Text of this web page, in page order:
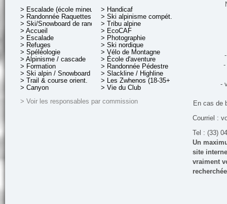
> Escalade (école mineurs)
> Randonnée Raquettes
> Ski/Snowboard de rando.
> Accueil
> Escalade
> Refuges
> Spéléologie
> Alpinisme / cascade
> Formation
> Ski alpin / Snowboard
> Trail & course orient.
> Canyon
> Handicaf
> Ski alpinisme compét.
> Tribu alpine
> EcoCAF
> Photographie
> Ski nordique
> Vélo de Montagne
> École d'aventure
> Randonnée Pédestre
> Slackline / Highline
> Les Zwhenos (18-35+ ans)
> Vie du Club
> Voir les responsables par commission
-
-
En cas de
Courriel :
Tel : (33)
Un
site
vraiment